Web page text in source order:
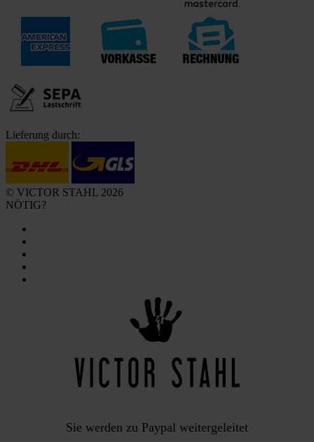
Lieferung durch:
© VICTOR STAHL 2026
NÖTIG?
Sie werden zu Paypal weitergeleitet